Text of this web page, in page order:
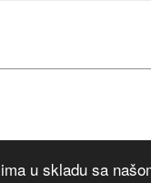
u skladu sa